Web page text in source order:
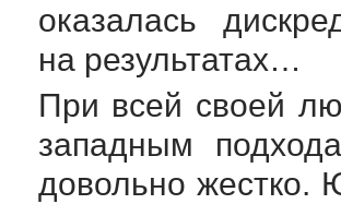
оказалась
на результатах…
При всей своей
западным
довольно жестко.